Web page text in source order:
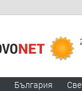
България